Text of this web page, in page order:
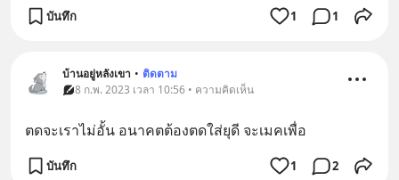
บันทึก 1 1
บ้านอยู่หลังเขา • ติดตาม
8 ก.พ. 2023 เวลา 10:56 • ความคิดเห็น
ตดจะเราไม่อั้น อนาคตต้องตดใส่ยุดี จะเมคเพื่อ
บันทึก 1 2